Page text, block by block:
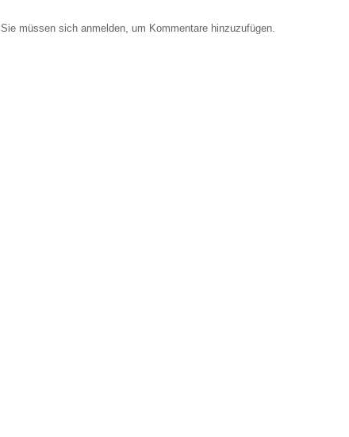
Sie müssen sich anmelden, um Kommentare hinzuzufügen.